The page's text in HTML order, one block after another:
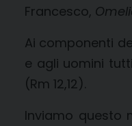
Francesco,
Ai componenti
e agli uomini
(Rm 12,12).
Inviamo questo